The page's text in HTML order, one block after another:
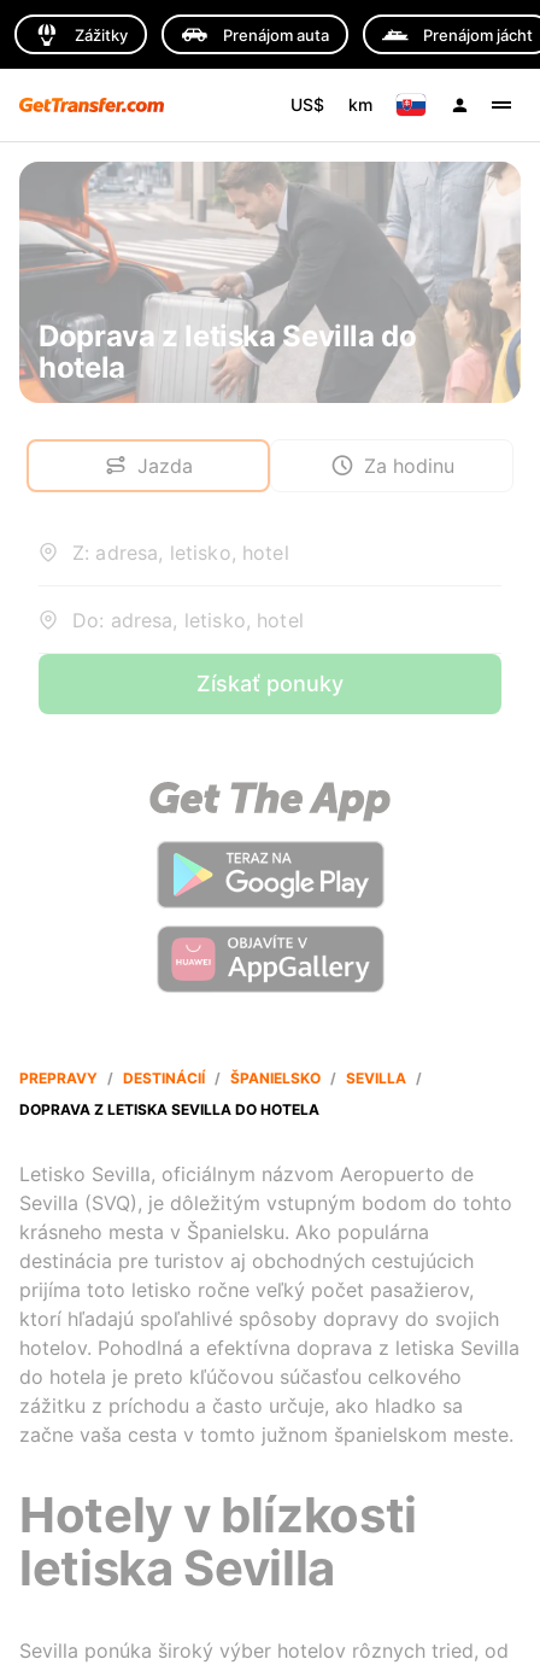
Zážitky Prenájom auta Prenájom jácht
US$ km
Doprava z letiska Sevilla do
hotela
Jazda Za hodinu
Z: adresa, letisko, hotel
Do: adresa, letisko, hotel
Získať ponuky
PREPRAVY / DESTINÁCIÍ / ŠPANIELSKO / SEVILLA /
DOPRAVA Z LETISKA SEVILLA DO HOTELA
Letisko Sevilla, oficiálnym názvom Aeropuerto de
Sevilla (SVQ), je dôležitým vstupným bodom do tohto
krásneho mesta v Španielsku. Ako populárna
destinácia pre turistov aj obchodných cestujúcich
prijíma toto letisko ročne veľký počet pasažierov,
ktorí hľadajú spoľahlivé spôsoby dopravy do svojich
hotelov. Pohodlná a efektívna doprava z letiska Sevilla
do hotela je preto kľúčovou súčasťou celkového
zážitku z príchodu a často určuje, ako hladko sa
začne vaša cesta v tomto južnom španielskom meste.
Hotely v blízkosti
letiska Sevilla
Sevilla ponúka široký výber hotelov rôznych tried, od